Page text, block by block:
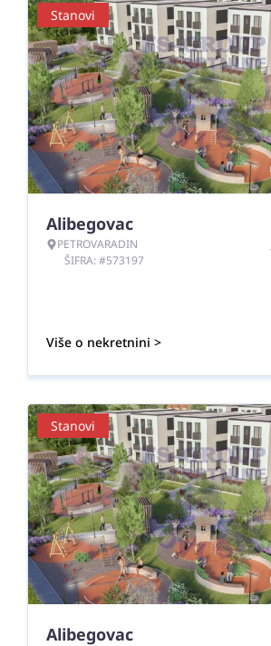
Stanovi
Alibegovac
PETROVARADIN
ŠIFRA: #573197
Više o nekretnini >
Stanovi
Alibegovac